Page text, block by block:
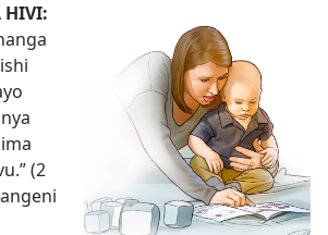
HIVI:
(2